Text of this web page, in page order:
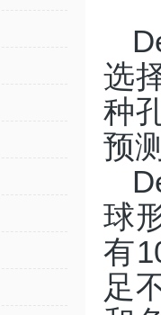
选
种
预
球
有
足